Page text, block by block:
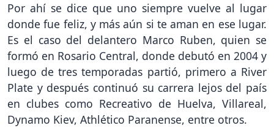
Por ahí se dice que uno siempre vuelve al lugar
donde fue feliz, y más aún si te aman en ese lugar.
Es el caso del delantero Marco Ruben, quien se
formó en Rosario Central, donde debutó en 2004 y
luego de tres temporadas partió, primero a River
Plate y después continuó su carrera lejos del país
en clubes como Recreativo de Huelva, Villareal,
Dynamo Kiev, Athlético Paranense, entre otros.